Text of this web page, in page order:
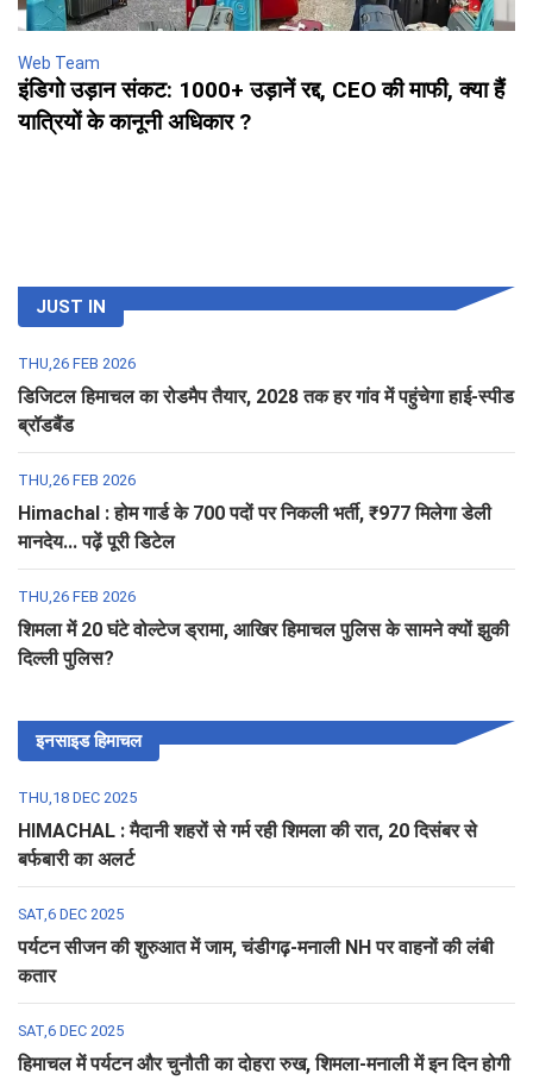
Web Team
इंडिगो उड़ान संकट: 1000+ उड़ानें रद्द, CEO की माफी, क्या हैं
यात्रियों के कानूनी अधिकार ?
JUST IN
THU,26 FEB 2026
डिजिटल हिमाचल का रोडमैप तैयार, 2028 तक हर गांव में पहुंचेगा हाई-स्पीड
ब्रॉडबैंड
THU,26 FEB 2026
Himachal : होम गार्ड के 700 पदों पर निकली भर्ती, ₹977 मिलेगा डेली
मानदेय... पढ़ें पूरी डिटेल
THU,26 FEB 2026
शिमला में 20 घंटे वोल्टेज ड्रामा, आखिर हिमाचल पुलिस के सामने क्यों झुकी
दिल्ली पुलिस?
इनसाइड हिमाचल
THU,18 DEC 2025
HIMACHAL : मैदानी शहरों से गर्म रही शिमला की रात, 20 दिसंबर से
बर्फबारी का अलर्ट
SAT,6 DEC 2025
पर्यटन सीजन की शुरुआत में जाम, चंडीगढ़-मनाली NH पर वाहनों की लंबी
कतार
SAT,6 DEC 2025
हिमाचल में पर्यटन और चुनौती का दोहरा रुख, शिमला-मनाली में इन दिन होगी